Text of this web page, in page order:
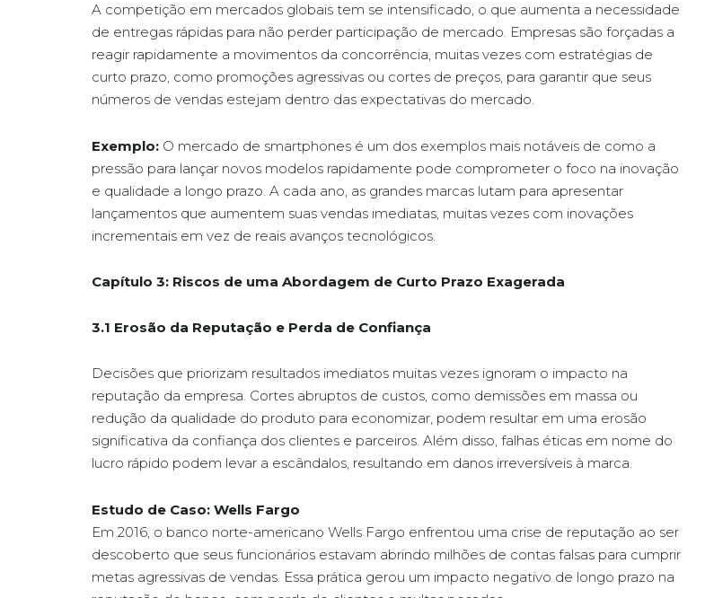
A competição em mercados globais tem se intensificado, o que aumenta a necessidade
de entregas rápidas para não perder participação de mercado. Empresas são forçadas a
reagir rapidamente a movimentos da concorrência, muitas vezes com estratégias de
curto prazo, como promoções agressivas ou cortes de preços, para garantir que seus
números de vendas estejam dentro das expectativas do mercado.
Exemplo: O mercado de smartphones é um dos exemplos mais notáveis de como a
pressão para lançar novos modelos rapidamente pode comprometer o foco na inovação
e qualidade a longo prazo. A cada ano, as grandes marcas lutam para apresentar
lançamentos que aumentem suas vendas imediatas, muitas vezes com inovações
incrementais em vez de reais avanços tecnológicos.
Capítulo 3: Riscos de uma Abordagem de Curto Prazo Exagerada
3.1 Erosão da Reputação e Perda de Confiança
Decisões que priorizam resultados imediatos muitas vezes ignoram o impacto na
reputação da empresa. Cortes abruptos de custos, como demissões em massa ou
redução da qualidade do produto para economizar, podem resultar em uma erosão
significativa da confiança dos clientes e parceiros. Além disso, falhas éticas em nome do
lucro rápido podem levar a escândalos, resultando em danos irreversíveis à marca.
Estudo de Caso: Wells Fargo
Em 2016, o banco norte-americano Wells Fargo enfrentou uma crise de reputação ao ser
descoberto que seus funcionários estavam abrindo milhões de contas falsas para cumprir
metas agressivas de vendas. Essa prática gerou um impacto negativo de longo prazo na